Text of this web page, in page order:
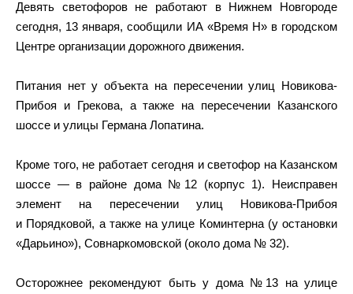
Девять светофоров не работают в Нижнем Новгороде
сегодня, 13 января, сообщили ИА «Время Н» в городском
Центре организации дорожного движения.
Питания нет у объекта на пересечении улиц Новикова-
Прибоя и Грекова, а также на пересечении Казанского
шоссе и улицы Германа Лопатина.
Кроме того, не работает сегодня и светофор на Казанском
шоссе — в районе дома №12 (корпус 1). Неисправен
элемент на пересечении улиц Новикова-Прибоя
и Порядковой, а также на улице Коминтерна (у остановки
«Дарьино»), Совнаркомовской (около дома № 32).
Осторожнее рекомендуют быть у дома №13 на улице